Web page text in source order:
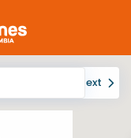
Next